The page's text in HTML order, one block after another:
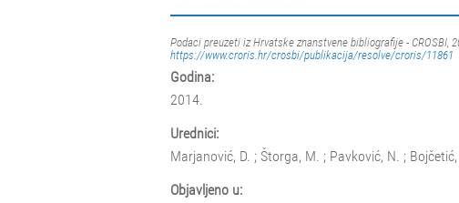
Podaci preuzeti iz Hrvatske znanstvene bibliografije - CROSBI,
https://www.croris.hr/crosbi/publikacija/resolve/croris/11861
Godina:
2014.
Urednici:
Marjanović, D. ; Štorga, M. ; Pavković, N. ;
Objavljeno u: